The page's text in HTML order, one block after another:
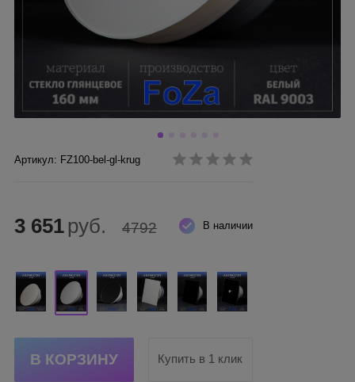
Артикул: FZ100-bel-gl-krug
В наличии
3 651 руб. 4792
Купить в 1 клик